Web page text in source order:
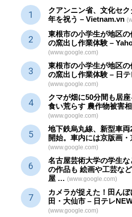
クアンニン省、文化セク
年を祝う – Vietnam.vn
東根市の小学生が地区の
の窯出し作業体験 –
(www.google.com)
東根市の小学生が地区の
の窯出し作業体験 – 日
(www.google.com)
クマが畑に50分間も居
食い荒らす 農作物被害
(www.google.com)
地下鉄烏丸線、新型車
開始。車内には京版画
(www.google.com)
名古屋芸術大学の学生
の作品も 絵画や工芸な
屋 … (www.google.com)
カメラが捉えた！田ん
田・大仙市 – 日テレ
(www.google.com)